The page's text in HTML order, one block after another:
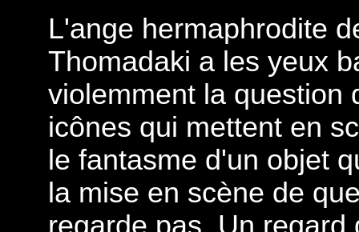
L'ange hermaphrodite
Thomadaki a les yeux
violemment la question
icônes qui mettent en
le fantasme d'un objet
la mise en scène de
regarde pas. Un